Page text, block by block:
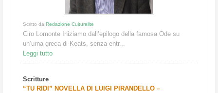
Scritto da Redazione Culturelite
Ciro Lomonte Iniziamo dall’epilogo della famosa Ode su
un’urna greca di Keats, senza entr...
Leggi tutto
Scritture
“TU RIDI” NOVELLA DI LUIGI PIRANDELLO –